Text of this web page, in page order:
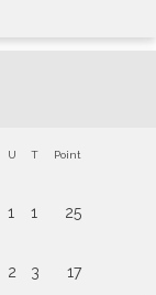
U T Point
1 1 25
2 3 17